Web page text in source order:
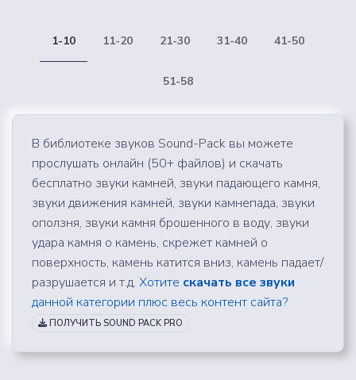
1-10 11-20 21-30 31-40 41-50
51-58
В библиотеке звуков Sound-Pack вы можете
прослушать онлайн (50+ файлов) и скачать
бесплатно звуки камней, звуки падающего камня,
звуки движения камней, звуки камнепада, звуки
оползня, звуки камня брошенного в воду, звуки
удара камня о камень, скрежет камней о
поверхность, камень катится вниз, камень падает/
разрушается и т.д. Хотите скачать все звуки
данной категории плюс весь контент сайта?
ПОЛУЧИТЬ SOUND PACK PRO